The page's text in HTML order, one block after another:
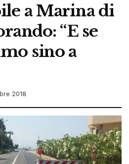
a Marina di
“E se
sino a
2018